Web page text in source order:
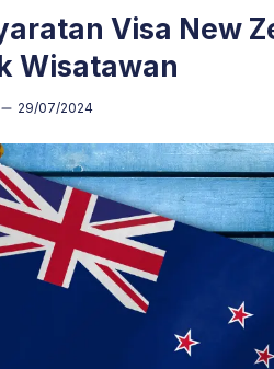
Visa New
Wisatawan
29/07/2024